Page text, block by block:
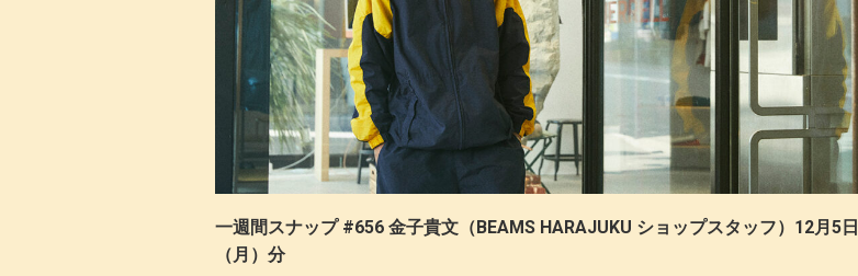
一週間スナップ #656 金子貴文（BEAMS HARAJUKU ショップスタッフ）12月5日
（月）分